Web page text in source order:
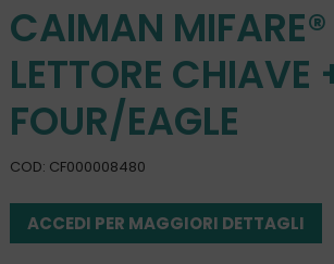
CAIMAN MIFARE®
LETTORE
FOUR/EAGLE
COD: CF000008480
ACCEDI PER MAGGIORI DETTAGLI